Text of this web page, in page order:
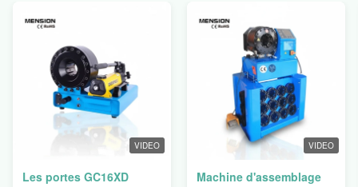
VIDEO
Les portes GC16XD
VIDEO
Machine d'assemblage